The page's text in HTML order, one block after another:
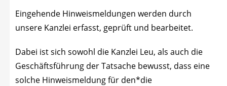
Ein­ge­hen­de Hin­weis­mel­dun­gen wer­den durch
unse­re Kanz­lei erfasst, geprüft und bearbeitet.
Dabei ist sich sowohl die Kanz­lei Leu, als auch die
Geschäfts­füh­rung der Tat­sa­che bewusst, dass eine
sol­che Hin­weis­mel­dung für den*die